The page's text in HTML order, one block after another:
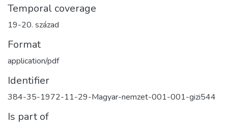
Temporal coverage
19-20. század
Format
application/pdf
Identifier
384-35-1972-11-29-Magyar-nemzet-001-001-gizi544
Is part of